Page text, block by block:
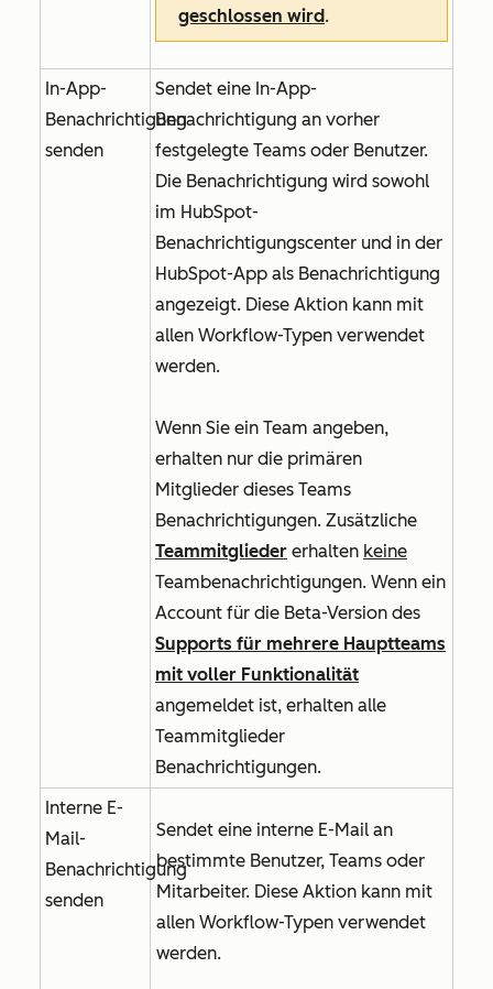
geschlossen wird.
In-App-
Benachrichtigung
senden
Sendet eine In-App-
Benachrichtigung an vorher
festgelegte Teams oder Benutzer.
Die Benachrichtigung wird sowohl
im HubSpot-
Benachrichtigungscenter und in der
HubSpot-App als Benachrichtigung
angezeigt. Diese Aktion kann mit
allen Workflow-Typen verwendet
werden.
Wenn Sie ein Team angeben,
erhalten nur die primären
Mitglieder dieses Teams
Benachrichtigungen. Zusätzliche
Teammitglieder erhalten keine
Teambenachrichtigungen. Wenn ein
Account für die Beta-Version des
Supports für mehrere Hauptteams
mit voller Funktionalität
angemeldet ist, erhalten alle
Teammitglieder
Benachrichtigungen.
Interne E-
Mail-
Benachrichtigung
senden
Sendet eine interne E-Mail an
bestimmte Benutzer, Teams oder
Mitarbeiter. Diese Aktion kann mit
allen Workflow-Typen verwendet
werden.